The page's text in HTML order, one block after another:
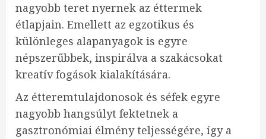
nagyobb teret nyernek az éttermek
étlapjain. Emellett az egzotikus és
különleges alapanyagok is egyre
népszerűbbek, inspirálva a szakácsokat
kreatív fogások kialakítására.
Az étteremtulajdonosok és séfek egyre
nagyobb hangsúlyt fektetnek a
gasztronómiai élmény teljességére, így a